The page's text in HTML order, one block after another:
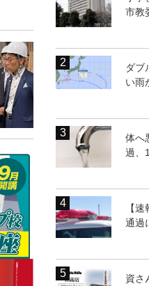
市教
ダブ
い雨
体へ
過、
【
通過
資さ